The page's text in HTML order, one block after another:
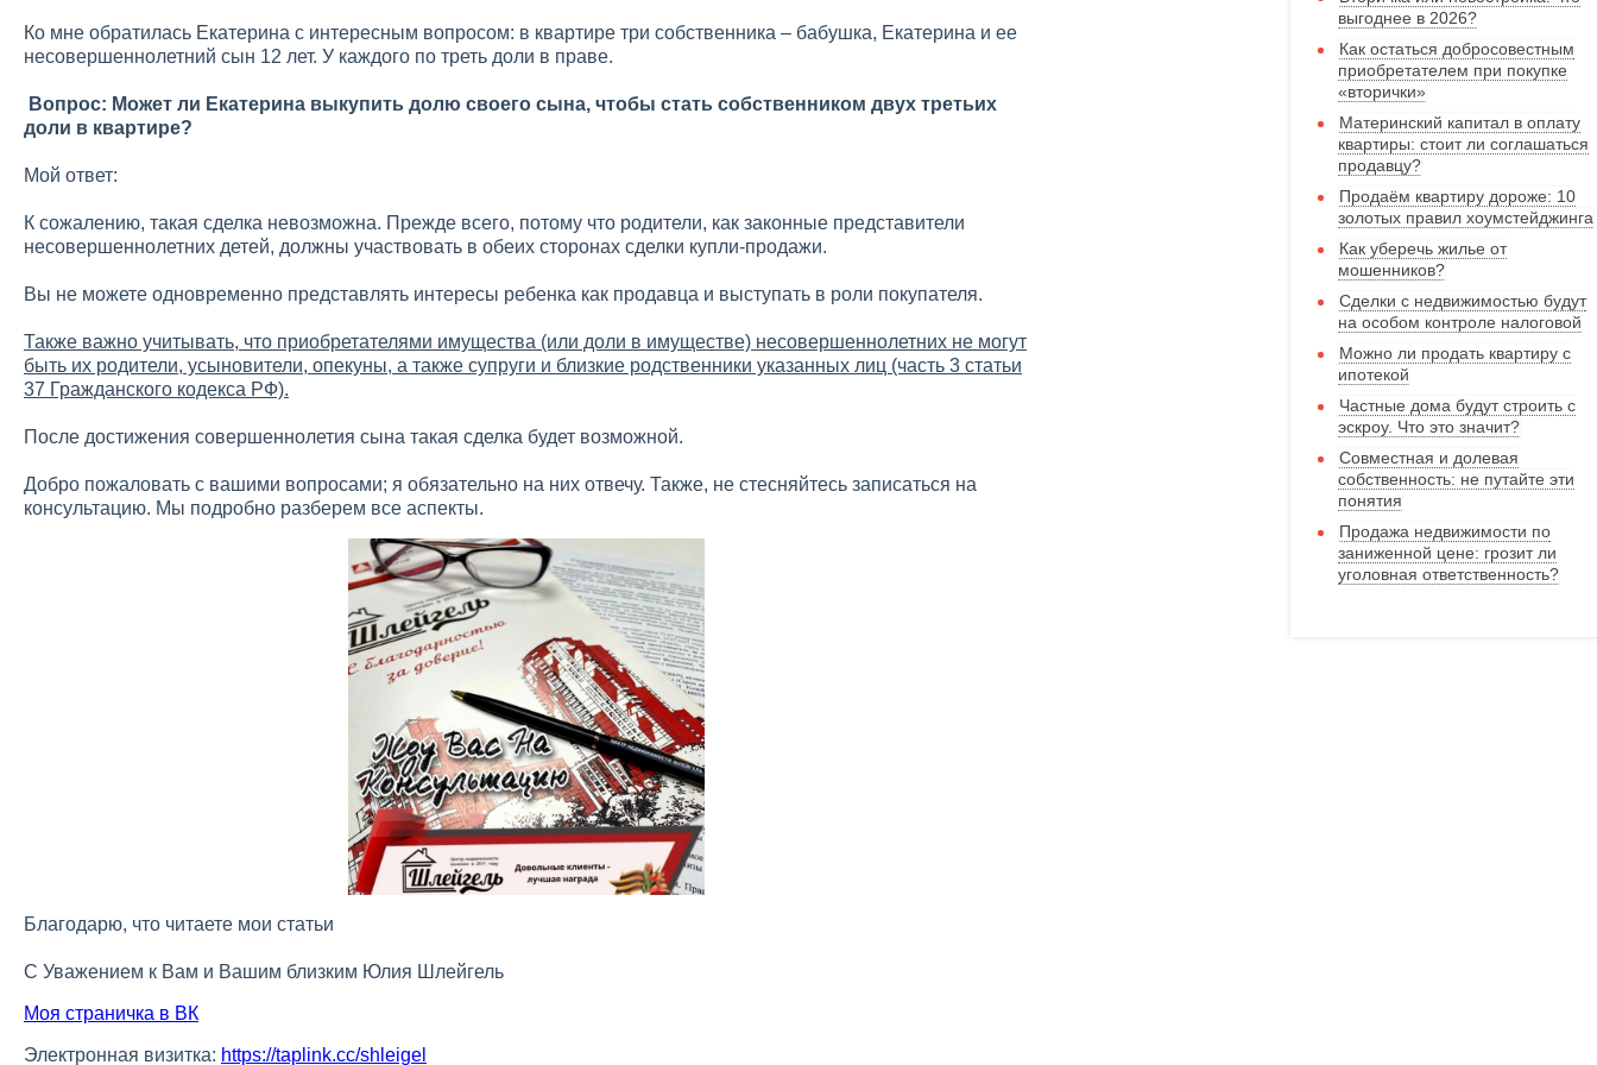
Ко мне обратилась Екатерина с интересным вопросом: в квартире три собственника – бабушка, Екатерина и ее
несовершеннолетний сын 12 лет. У каждого по треть доли в праве.
Вопрос: Может ли Екатерина выкупить долю своего сына, чтобы стать собственником двух третьих
доли в квартире?
Мой ответ:
К сожалению, такая сделка невозможна. Прежде всего, потому что родители, как законные представители
несовершеннолетних детей, должны участвовать в обеих сторонах сделки купли-продажи.
Вы не можете одновременно представлять интересы ребенка как продавца и выступать в роли покупателя.
Также важно учитывать, что приобретателями имущества (или доли в имуществе) несовершеннолетних не могут
быть их родители, усыновители, опекуны, а также супруги и близкие родственники указанных лиц (часть 3 статьи
37 Гражданского кодекса РФ).
После достижения совершеннолетия сына такая сделка будет возможной.
Добро пожаловать с вашими вопросами; я обязательно на них отвечу. Также, не стесняйтесь записаться на
консультацию. Мы подробно разберем все аспекты.
Благодарю, что читаете мои статьи
С Уважением к Вам и Вашим близким Юлия Шлейгель
Моя страничка в ВК
Электронная визитка: https://taplink.cc/shleigel
выгоднее в 2026?
Как остаться добросовестным
приобретателем при покупке
«вторички»
Материнский капитал в оплату
квартиры: стоит ли соглашаться
продавцу?
Продаём квартиру дороже: 10
золотых правил хоумстейджинга
Как уберечь жилье от
мошенников?
Сделки с недвижимостью будут
на особом контроле налоговой
Можно ли продать квартиру с
ипотекой
Частные дома будут строить с
эскроу. Что это значит?
Совместная и долевая
собственность: не путайте эти
понятия
Продажа недвижимости по
заниженной цене: грозит ли
уголовная ответственность?